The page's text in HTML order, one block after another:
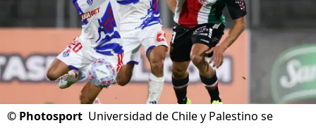
© Photosport Universidad de Chile y Palestino se